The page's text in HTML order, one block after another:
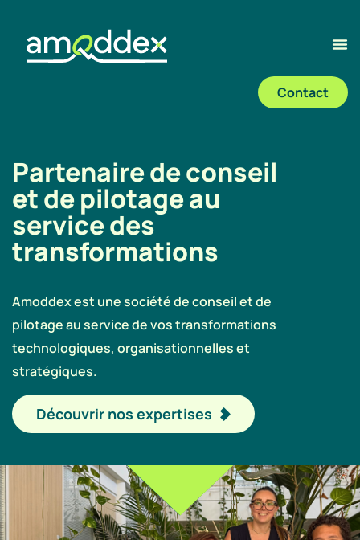
Contact
Partenaire de conseil
et de pilotage au
service des
transformations
Amoddex est une société de conseil et de
pilotage au service de vos transformations
technologiques, organisationnelles et
stratégiques.
Découvrir nos expertises